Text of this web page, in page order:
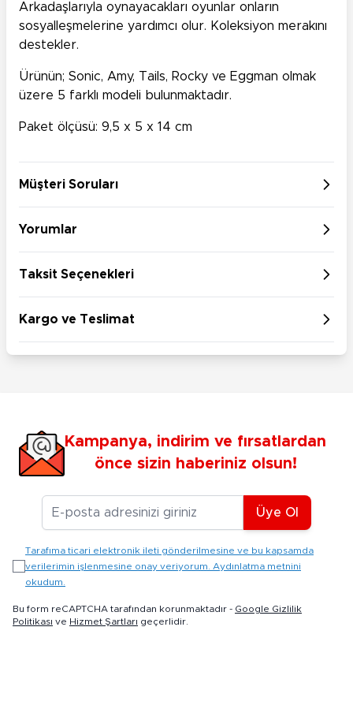
Arkadaşlarıyla oynayacakları oyunlar onların
sosyalleşmelerine yardımcı olur. Koleksiyon merakını
destekler.
Ürünün; Sonic, Amy, Tails, Rocky ve Eggman olmak
üzere 5 farklı modeli bulunmaktadır.
Paket ölçüsü: 9,5 x 5 x 14 cm
Müşteri Soruları
Yorumlar
Taksit Seçenekleri
Kargo ve Teslimat
Kampanya, indirim ve fırsatlardan
önce sizin haberiniz olsun!
E-posta Adresiniz
Üye Ol
Tarafıma ticari elektronik ileti gönderilmesine ve bu kapsamda
verilerimin işlenmesine onay veriyorum. Aydınlatma metnini
okudum.
Bu form reCAPTCHA tarafından korunmaktadır - Google Gizlilik
Politikası ve Hizmet Şartları geçerlidir.